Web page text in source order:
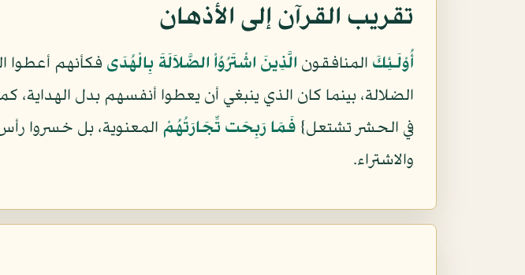
تقريب القرآن إلى الأذهان
أُوْلَـئِكَ المنافقون الَّذِينَ اشْتَرُوُاْ الضَّلاَلَةَ بِالْهُدَى فكأنهم أعطوا
الضلالة، بينما كان الذي ينبغي أن يعطوا أنفسهم بدل
في الحشر تشتعل} فَمَا رَبِحَت تِّجَارَتُهُمْ المعنوية، بل خسروا
والاشتراء.